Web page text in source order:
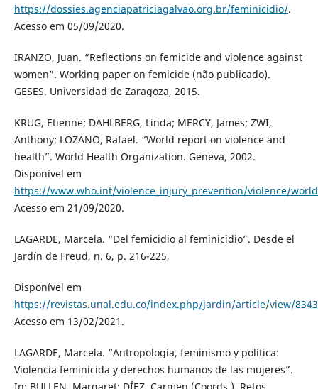
https://dossies.agenciapatriciagalvao.org.br/feminicidio/.
Acesso em 05/09/2020.
IRANZO, Juan. “Reflections on femicide and violence against
women”. Working paper on femicide (não publicado).
GESES. Universidad de Zaragoza, 2015.
KRUG, Etienne; DAHLBERG, Linda; MERCY, James; ZWI,
Anthony; LOZANO, Rafael. “World report on violence and
health”. World Health Organization. Geneva, 2002.
Disponível em
https://www.who.int/violence_injury_prevention/violence/
Acesso em 21/09/2020.
LAGARDE, Marcela. “Del femicidio al feminicidio”. Desde el
Jardín de Freud, n. 6, p. 216-225,
Disponível em
https://revistas.unal.edu.co/index.php/jardin/article/view/8343
Acesso em 13/02/2021.
LAGARDE, Marcela. “Antropología, feminismo y política:
Violencia feminicida y derechos humanos de las mujeres”.